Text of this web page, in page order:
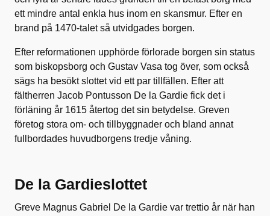
ett mindre antal enkla hus inom en skansmur. Efter en
brand på 1470-talet så utvidgades borgen.
Efter reformationen upphörde förlorade borgen sin status
som biskopsborg och Gustav Vasa tog över, som också
sägs ha besökt slottet vid ett par tillfällen. Efter att
fältherren Jacob Pontusson De la Gardie fick det i
förläning år 1615 återtog det sin betydelse. Greven
företog stora om- och tillbyggnader och bland annat
fullbordades huvudborgens tredje våning.
De la Gardieslottet
Greve Magnus Gabriel De la Gardie var trettio år när han